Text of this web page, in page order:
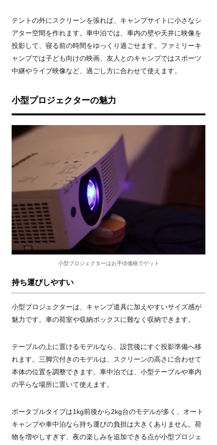
テントの外にスクリーンを張れば、キャンプサイトに小さなシ
アター空間を作れます。車中泊では、車内の壁や天井に映像を
投影して、寝る前の時間をゆっくり過ごせます。ファミリーキ
ャンプでは子ども向けの映画、友人とのキャンプではスポーツ
中継やライブ映像など、過ごし方に合わせて使えます。
小型プロジェクターの魅力
小型プロジェクターはお手頃価格でゲット
持ち運びしやすい
小型プロジェクターは、キャンプ道具に加えやすいサイズ感が
魅力です。車の荷室や収納ボックスに難なく収納できます。
テーブルの上に置けるモデルなら、設営後にすぐ投影準備へ移
れます。三脚穴付きのモデルは、スクリーンの高さに合わせて
本体の位置を調整できます。車中泊では、小型テーブルや車内
の平らな場所に置いて使えます。
ポータブルタイプは1kg前後から2kg台のモデルが多く、オート
キャンプや車中泊なら持ち運びの負担は大きくありません。荷
物を増やしすぎず、夜の楽しみを追加できる点が小型プロジェ